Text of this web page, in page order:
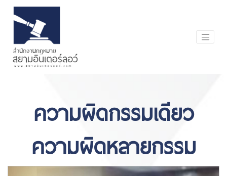
ความผิดกรรมเดียว
ความผิดหลายกรรม